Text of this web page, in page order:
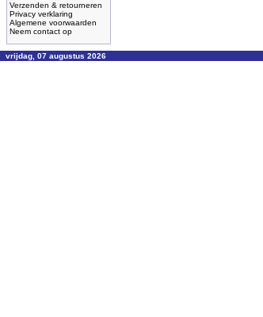
Verzenden & retourneren
Privacy verklaring
Algemene voorwaarden
Neem contact op
vrijdag, 07 augustus 2026